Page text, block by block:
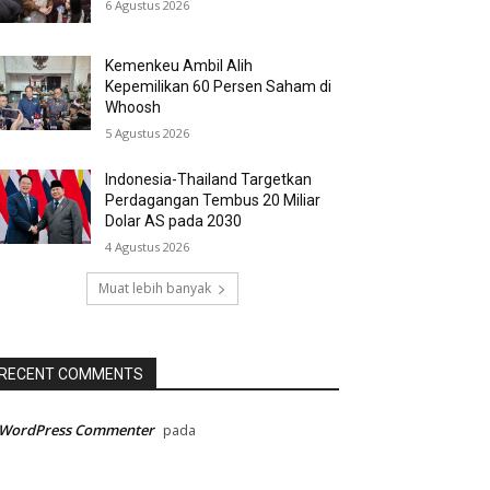
6 Agustus 2026
Kemenkeu Ambil Alih
Kepemilikan 60 Persen Saham di
Whoosh
5 Agustus 2026
Indonesia-Thailand Targetkan
Perdagangan Tembus 20 Miliar
Dolar AS pada 2030
4 Agustus 2026
Muat lebih banyak
COMMENTS
Commenter pada